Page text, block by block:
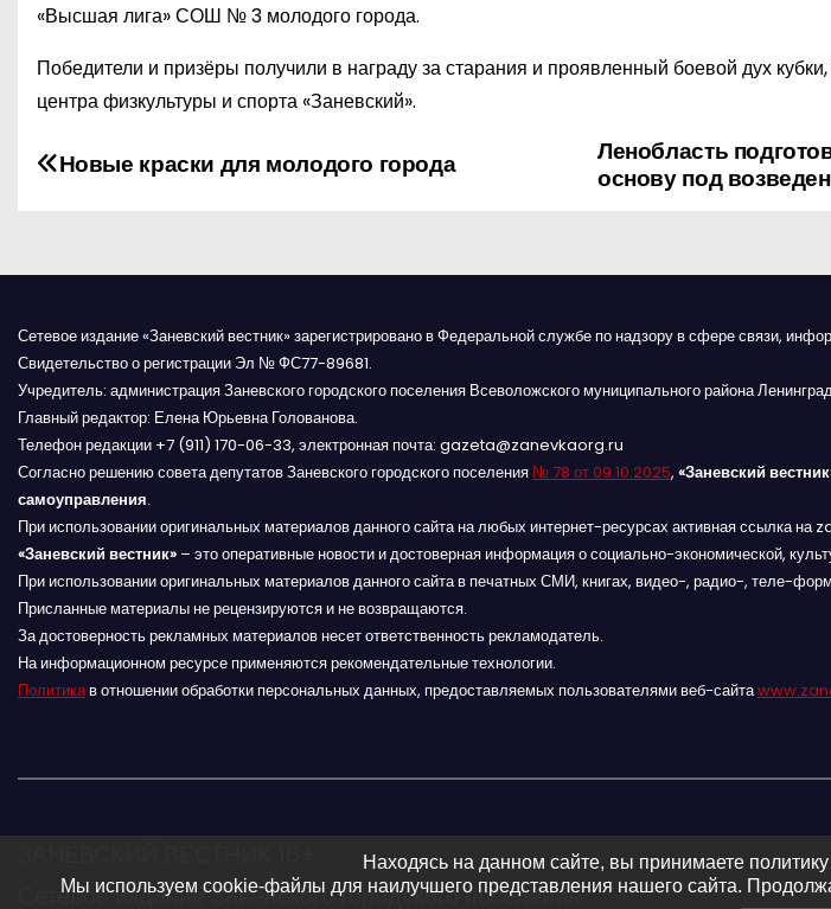
«Высшая лига» СОШ № 3 молодого города.
Победители и призёры получили в награду за старания и проявленный боевой дух
центра физкультуры и спорта «Заневский».
Н
г
а
ц
и
я
п
о
з
Ленобласть
основу под
Новые краски для молодого города
Сетевое издание «Заневский вестник» зарегистрировано в Федеральной службе по надзору в сфере связи,
Свидетельство о регистрации Эл № ФС77-89681.
Учредитель: администрация Заневского городского поселения Всеволожского муниципального района
Главный редактор: Елена Юрьевна Голованова.
Телефон редакции +7 (911) 170-06-33, электронная почта: gazeta@zanevkaorg.ru
Согласно решению совета депутатов Заневского городского поселения № 78 от 09.10.2025, «Заневский
самоуправления.
При использовании оригинальных материалов данного сайта на любых интернет-ресурсах активная ссылка на
«Заневский вестник» – это оперативные новости и достоверная информация о социально-экономической,
При использовании оригинальных материалов данного сайта в печатных СМИ, книгах, видео-, радио-, теле-
Присланные материалы не рецензируются и не возвращаются.
За достоверность рекламных материалов несет ответственность рекламодатель.
На информационном ресурсе применяются рекомендательные технологии.
Политикав отношении обработки персональных данных, предоставляемых пользователями веб-сайта
Сетевое издание Заневского городского поселения
Находясь на данном сайте, вы принимаете
Мы используем cookie-файлы для наилучшего представления нашего сайта.